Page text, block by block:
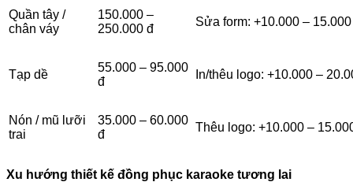
Quần tây /
chân váy
150.000 –
250.000 đ
Sửa form: +10.000 –
Tạp dề
55.000 – 95.000
đ
In/thêu logo: +10.000 –
Nón / mũ lưỡi
trai
35.000 – 60.000
đ
Thêu logo: +10.000 –
Xu hướng thiết kế đồng phục karaoke tương lai